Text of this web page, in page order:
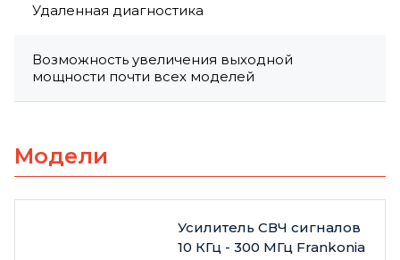
Удаленная диагностика
Возможность увеличения выходной
мощности почти всех моделей
Модели
Усилитель СВЧ сигналов
10 КГц - 300 МГц Frankonia